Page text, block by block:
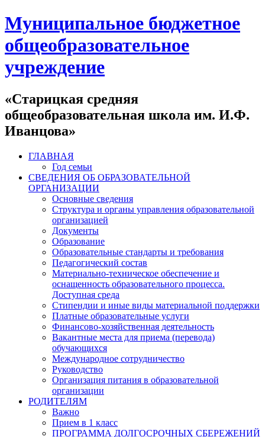
Муниципальное бюджетное
общеобразовательное
учреждение
«Старицкая средняя
общеобразовательная школа им. И.Ф.
Иванцова»
ГЛАВНАЯ
Год семьи
СВЕДЕНИЯ ОБ ОБРАЗОВАТЕЛЬНОЙ
ОРГАНИЗАЦИИ
Основные сведения
Структура и органы управления образовательной
организацией
Документы
Образование
Образовательные стандарты и требования
Педагогический состав
Материально-техническое обеспечение и
оснащенность образовательного процесса.
Доступная среда
Стипендии и иные виды материальной поддержки
Платные образовательные услуги
Финансово-хозяйственная деятельность
Вакантные места для приема (перевода)
обучающихся
Международное сотрудничество
Руководство
Организация питания в образовательной
организации
РОДИТЕЛЯМ
Важно
Прием в 1 класс
ПРОГРАММА ДОЛГОСРОЧНЫХ СБЕРЕЖЕНИЙ